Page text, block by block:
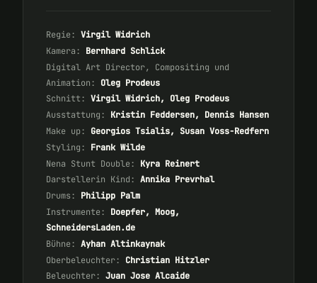
Regie: Virgil Widrich
Kamera:
Bernhard Schlick
Digital Art Director, Compositing und
Animation:
Oleg Prodeus
Schnitt: Virgil Widrich, Oleg Prodeus
Ausstattung:
Kristin Feddersen, Dennis Hansen
Make up:
Georgios Tsialis, Susan Voss-Redfern
Styling:
Frank Wilde
Nena Stunt Double:
Kyra Reinert
Darstellerin Kind: Annika Prevrhal
Drums:
Philipp Palm
Instrumente:
Doepfer, Moog,
SchneidersLaden.de
Bühne: Ayhan Altinkaynak
Oberbeleuchter:
Christian Hitzler
Beleuchter: Juan Jose Alcaide